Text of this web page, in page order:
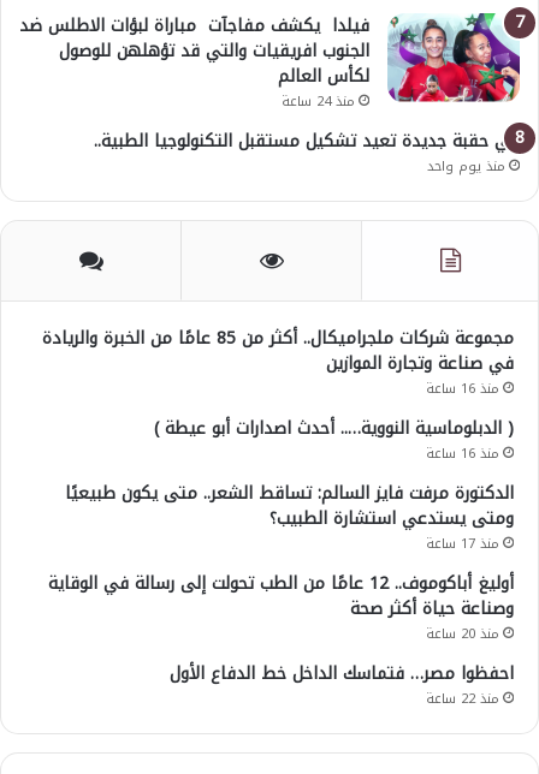
فيلدا يكشف مفاجآت مباراة لبؤات الاطلس ضد
الجنوب افريقيات والتي قد تؤهلهن للوصول
لكأس العالم
منذ 24 ساعة
في حقبة جديدة تعيد تشكيل مستقبل التكنولوجيا الطبية..
منذ يوم واحد
مجموعة شركات ملجراميكال.. أكثر من 85 عامًا من الخبرة والريادة
في صناعة وتجارة الموازين
منذ 16 ساعة
( الدبلوماسية النووية….. أحدث اصدارات أبو عيطة )
منذ 16 ساعة
الدكتورة مرفت فايز السالم: تساقط الشعر.. متى يكون طبيعيًا
ومتى يستدعي استشارة الطبيب؟
منذ 17 ساعة
أوليغ أباكوموف.. 12 عامًا من الطب تحولت إلى رسالة في الوقاية
وصناعة حياة أكثر صحة
منذ 20 ساعة
احفظوا مصر… فتماسك الداخل خط الدفاع الأول
منذ 22 ساعة